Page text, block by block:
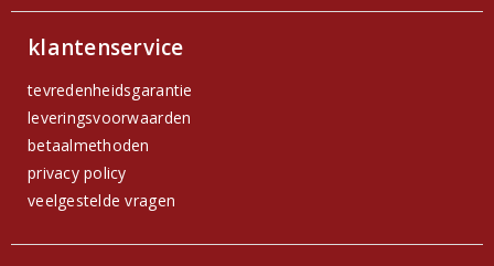
klantenservice
tevredenheidsgarantie
leveringsvoorwaarden
betaalmethoden
privacy policy
veelgestelde vragen